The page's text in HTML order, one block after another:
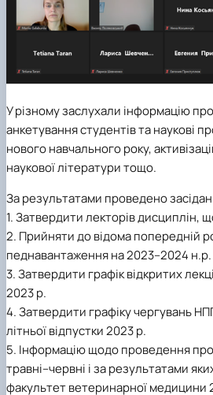
У різному заслухали інформацію
анкетування студентів та наукові
нового навчального року,
наукової літератури тощо.
За результатами проведено
1. Затвердити лекторів дисциплін,
2. Прийняти до відома попередній
педнавантаження на 2023–2024 н.р.
3. Затвердити графік відкритих
2023 р.
4. Затвердити графіку чергувань
літньої відпустки 2023 р.
5. Інформацію щодо проведення
травні–червні і за результатами
факультет ветеринарної медицини